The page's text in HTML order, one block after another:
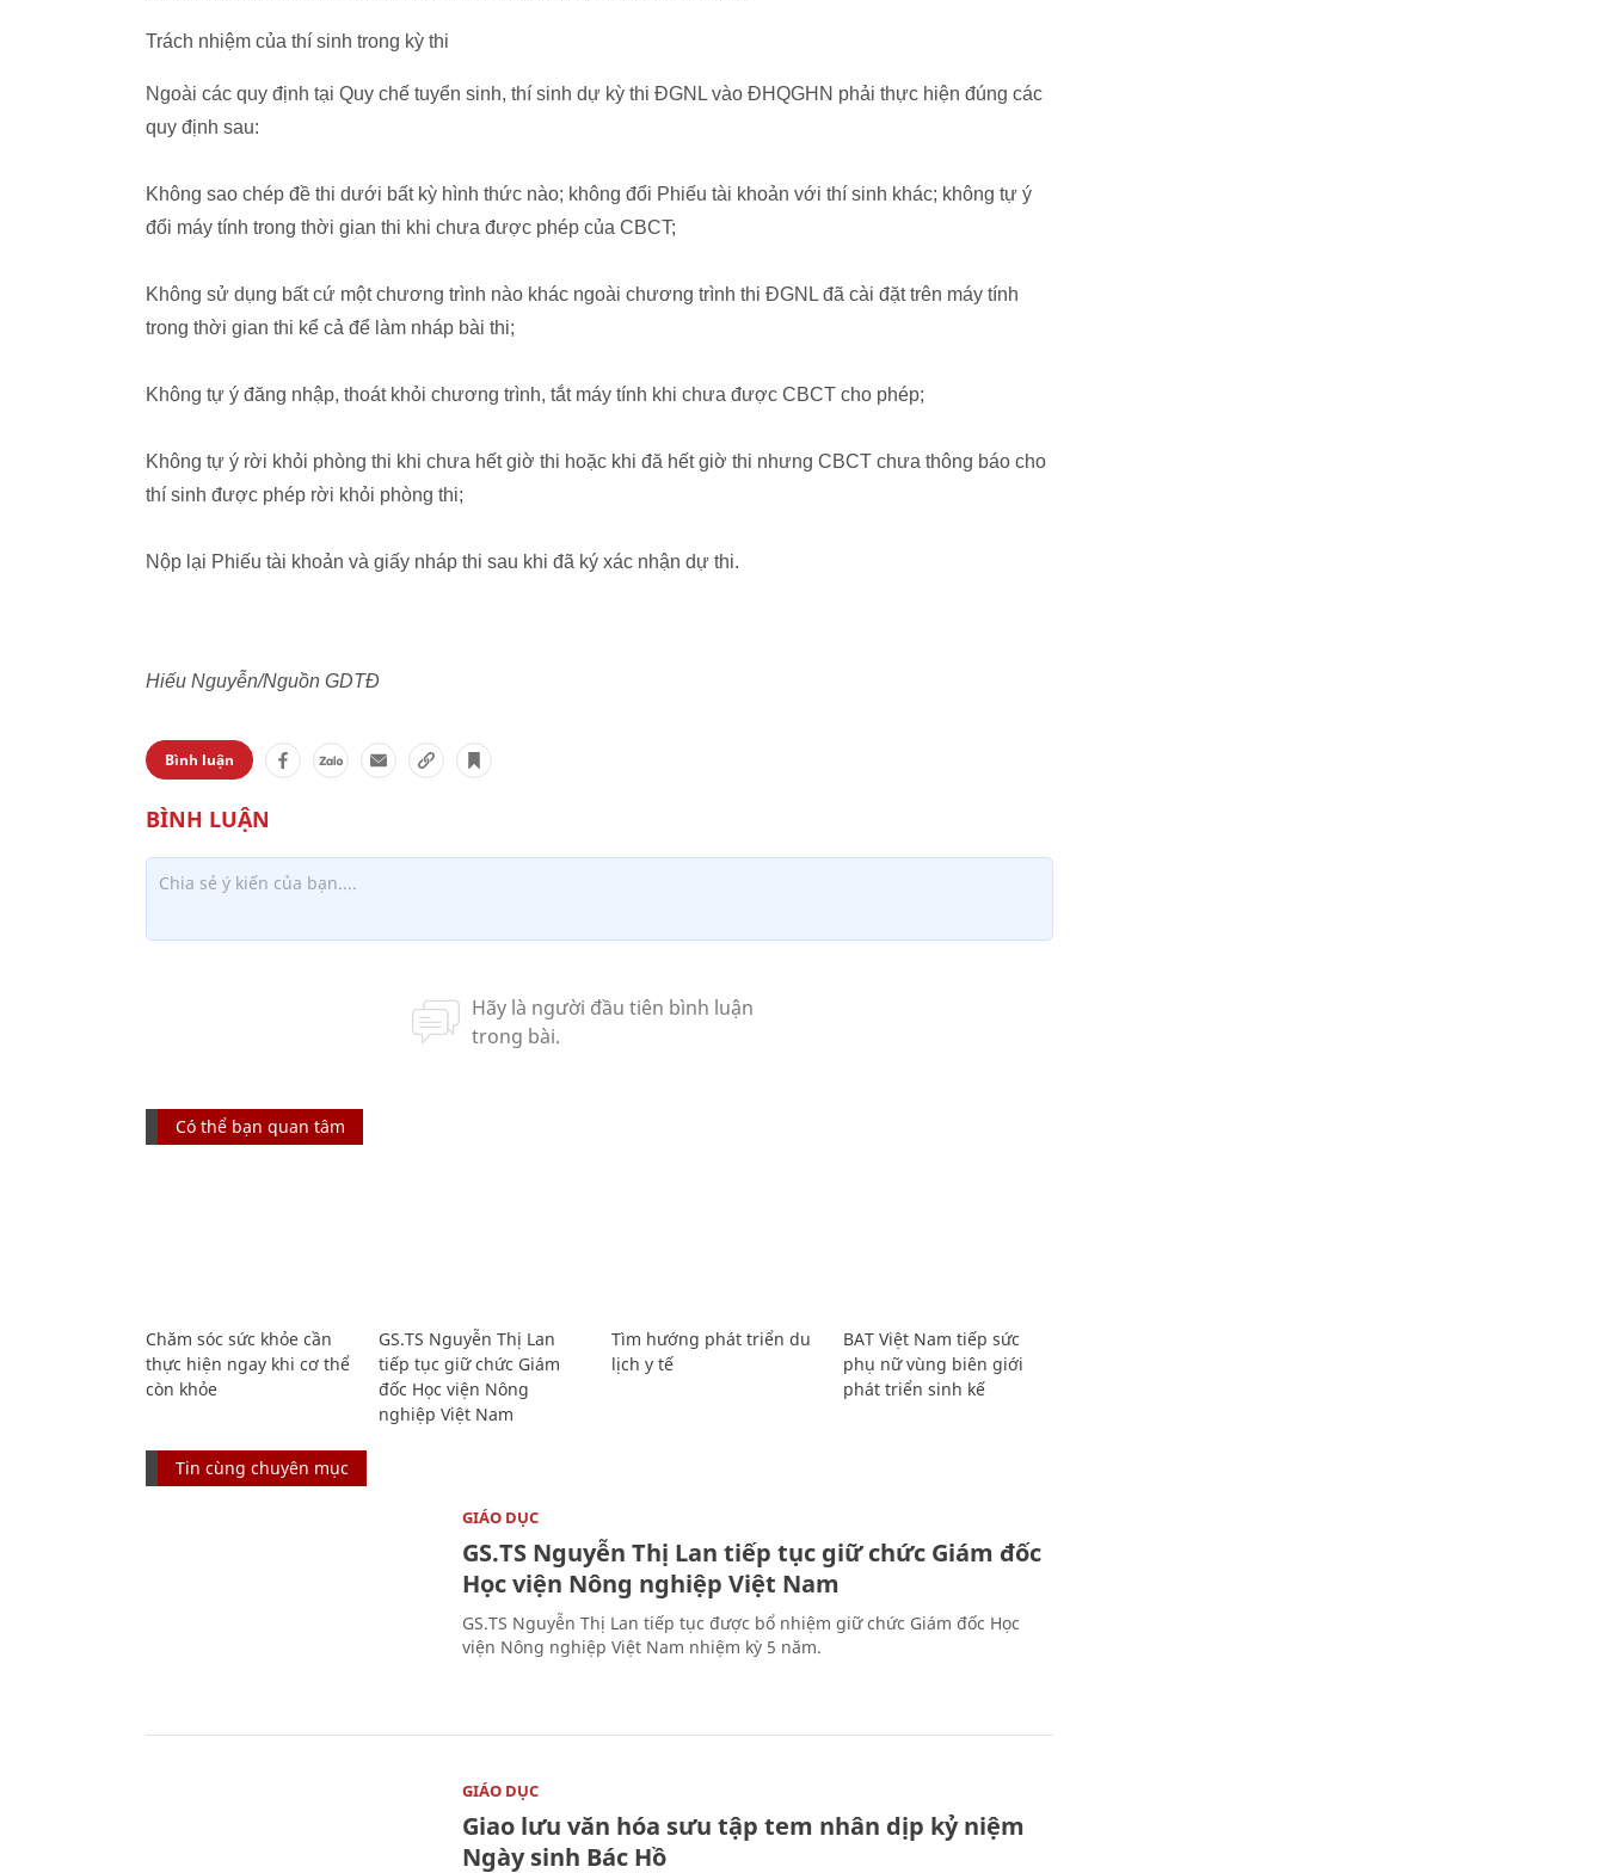
Trách nhiệm của thí sinh trong kỳ thi
Ngoài các quy định tại Quy chế tuyển sinh, thí sinh dự kỳ thi ĐGNL vào ĐHQGHN phải thực hiện đúng các
quy định sau:
Không sao chép đề thi dưới bất kỳ hình thức nào; không đổi Phiếu tài khoản với thí sinh khác; không tự ý
đổi máy tính trong thời gian thi khi chưa được phép của CBCT;
Không sử dụng bất cứ một chương trình nào khác ngoài chương trình thi ĐGNL đã cài đặt trên máy tính
trong thời gian thi kể cả để làm nháp bài thi;
Không tự ý đăng nhập, thoát khỏi chương trình, tắt máy tính khi chưa được CBCT cho phép;
Không tự ý rời khỏi phòng thi khi chưa hết giờ thi hoặc khi đă hết giờ thi nhưng CBCT chưa thông báo cho
thí sinh được phép rời khỏi phòng thi;
Nộp lại Phiếu tài khoản và giấy nháp thi sau khi đã ký xác nhận dự thi.
Hiếu Nguyễn/Nguồn GDTĐ
Bình luận
Có thể bạn quan tâm
Chăm sóc sức khỏe cần
thực hiện ngay khi cơ thể
còn khỏe
GS.TS Nguyễn Thị Lan
tiếp tục giữ chức Giám
đốc Học viện Nông
nghiệp Việt Nam
Tìm hướng phát triển du
lịch y tế
BAT Việt Nam tiếp sức
phụ nữ vùng biên giới
phát triển sinh kế
Tin cùng chuyên mục
GIÁO DỤC
GS.TS Nguyễn Thị Lan tiếp tục giữ chức Giám đốc
Học viện Nông nghiệp Việt Nam
GS.TS Nguyễn Thị Lan tiếp tục được bổ nhiệm giữ chức Giám đốc Học
viện Nông nghiệp Việt Nam nhiệm kỳ 5 năm.
GIÁO DỤC
Giao lưu văn hóa sưu tập tem nhân dịp kỷ niệm
Ngày sinh Bác Hồ